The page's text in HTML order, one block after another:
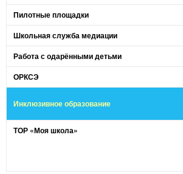
Пилотные площадки
Школьная служба медиации
Работа с одарёнными детьми
ОРКСЭ
Инклюзивное образование
ТОР «Моя школа»